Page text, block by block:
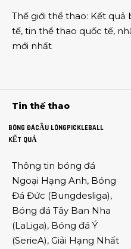
Thế giới thể thao: Kết quả
tế, tin thể thao quốc tế,
mới nhất
Tin thế thao
BÓNG ĐÁCẦU LÔNGPICKLEBALL
KẾT QUẢ
Thông tin bóng đá
Ngoại Hạng Anh, Bóng
Đá Đức (Bungdesliga),
Bóng đá Tây Ban Nha
(LaLiga), Bóng đá Ý
(SerieA), Giải Hạng Nhất